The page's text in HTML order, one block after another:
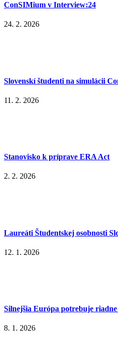
ConSIMium v Interview:24
24. 2. 2026
Slovenskí študenti na simulácii
11. 2. 2026
Stanovisko k príprave ERA Act
2. 2. 2026
Laureáti Študentskej osobnosti
12. 1. 2026
Silnejšia Európa potrebuje
8. 1. 2026